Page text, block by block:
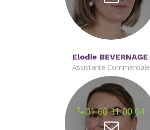
Elodie BEVERNAGE
Assistante Commerciale
01 60 31 00 04